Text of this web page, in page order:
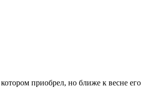
приобрел, но ближе к весне его